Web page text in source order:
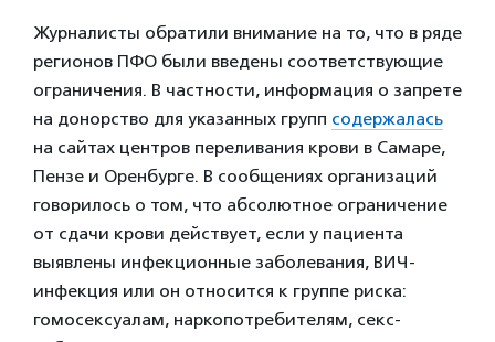
Журналисты обратили внимание на то, что в ряде
регионов ПФО были введены соответствующие
ограничения. В частности, информация о запрете
на донорство для указанных групп содержалась
на сайтах центров переливания крови в Самаре,
Пензе и Оренбурге. В сообщениях организаций
говорилось о том, что абсолютное ограничение
от сдачи крови действует, если у пациента
выявлены инфекционные заболевания, ВИЧ-
инфекция или он относится к группе риска:
гомосексуалам, наркопотребителям, секс-